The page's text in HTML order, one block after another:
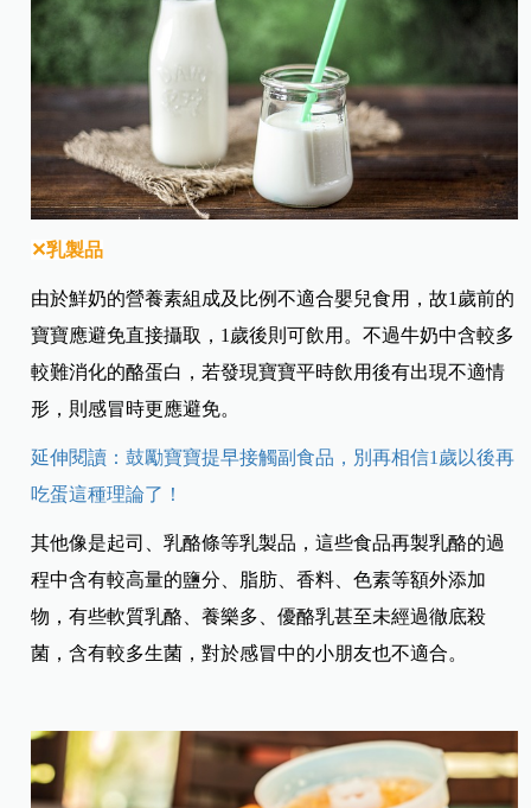
✕乳製品
由於鮮奶的營養素組成及比例不適合嬰兒食用，故1歲前的
寶寶應避免直接攝取，1歲後則可飲用。不過牛奶中含較多
較難消化的酪蛋白，若發現寶寶平時飲用後有出現不適情
形，則感冒時更應避免。
延伸閱讀：鼓勵寶寶提早接觸副食品，別再相信1歲以後再
吃蛋這種理論了！
其他像是起司、乳酪條等乳製品，這些食品再製乳酪的過
程中含有較高量的鹽分、脂肪、香料、色素等額外添加
物，有些軟質乳酪、養樂多、優酪乳甚至未經過徹底殺
菌，含有較多生菌，對於感冒中的小朋友也不適合。